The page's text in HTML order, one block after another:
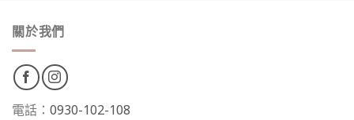
關於我們
電話： 0930-102-108